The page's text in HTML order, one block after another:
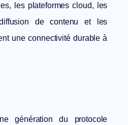
les plateformes cloud, les
de contenu et les
une connectivité durable à
génération du protocole